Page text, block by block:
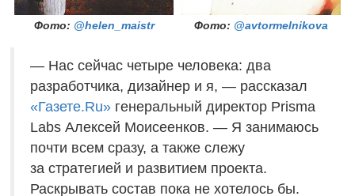
Фото: @helen_maistr Фото: @avtormelnikova
— Нас сейчас четыре человека: два
разработчика, дизайнер и я, — рассказал
«Газете.Ru» генеральный директор Prisma
Labs Алексей Моисеенков. — Я занимаюсь
почти всем сразу, а также слежу
за стратегией и развитием проекта.
Раскрывать состав пока не хотелось бы.